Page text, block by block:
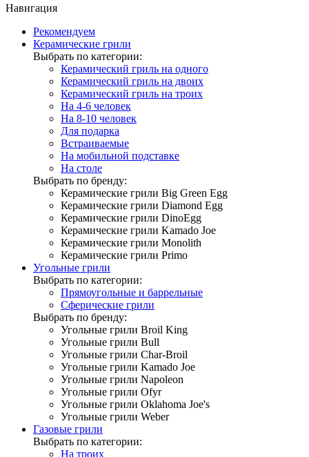
Навигация
Рекомендуем
Керамические грили
Выбрать по категории:
Керамический гриль на одного
Керамический гриль на двоих
Керамический гриль на троих
На 4-6 человек
На 8-10 человек
Для подарка
Встраиваемые
На мобильной подставке
На столе
Выбрать по бренду:
Керамические грили Big Green Egg
Керамические грили Diamond Egg
Керамические грили DinoEgg
Керамические грили Kamado Joe
Керамические грили Monolith
Керамические грили Primo
Угольные грили
Выбрать по категории:
Прямоугольные и баррельные
Сферические грили
Выбрать по бренду:
Угольные грили Broil King
Угольные грили Bull
Угольные грили Char-Broil
Угольные грили Kamado Joe
Угольные грили Napoleon
Угольные грили Ofyr
Угольные грили Oklahoma Joe's
Угольные грили Weber
Газовые грили
Выбрать по категории:
На троих